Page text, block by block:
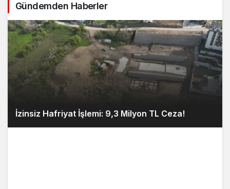
Gündemden Haberler
İzinsiz Hafriyat İşlemi: 9,3 Milyon TL Ceza!